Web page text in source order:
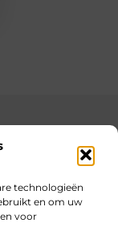
technologieën
en om uw
voor